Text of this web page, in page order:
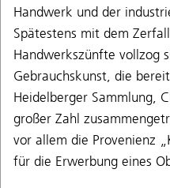
Handwerk und der
Spätestens mit dem
Handwerkszünfte vollzog
Gebrauchskunst, die
Heidelberger Sammlung,
großer Zahl
vor allem die Provenienz
für die Erwerbung eines